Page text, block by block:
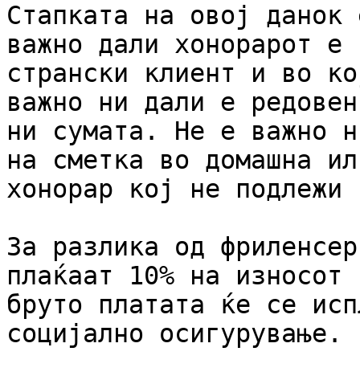
Стапката на овој
важно дали хонорарот е
странски клиент и во
важно ни дали е
ни сумата. Не е важно
на сметка во домашна
хонорар кој не
За разлика од
плаќаат 10% на
бруто платата ќе се
социјално осигурување.